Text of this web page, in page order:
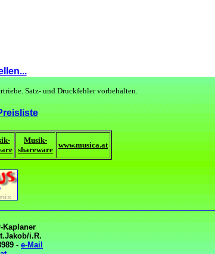
Satz- und Druckfehler vorbehalten.
Musik-
shareware
www.musica.at
Kaplaner
i.R.
-e-Mail